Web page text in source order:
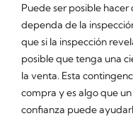
Puede ser posible
dependa de la
que si la inspección
posible que tenga una
la venta. Esta
compra y es algo que
confianza puede